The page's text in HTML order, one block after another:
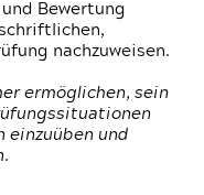
Bewertung
nachzuweisen.
ermöglichen, sein
einzuüben und